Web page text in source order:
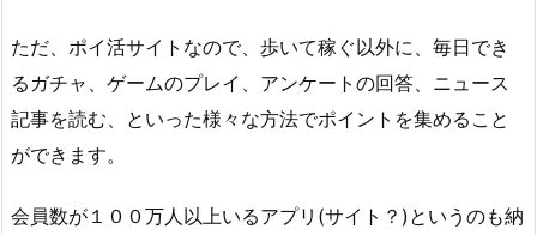
ただ、ポイ活サイトなので、歩いて稼ぐ以外に、毎日でき
るガチャ、ゲームのプレイ、アンケートの回答、ニュース
記事を読む、といった様々な方法でポイントを集めること
ができます。
会員数が１００万人以上いるアプリ(サイト？)というのも納